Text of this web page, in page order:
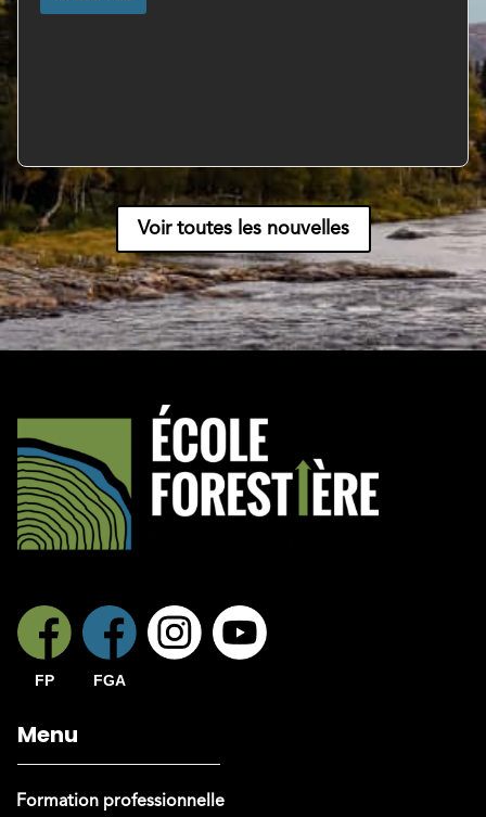
Voir toutes les nouvelles
FP FGA
Menu
Formation professionnelle